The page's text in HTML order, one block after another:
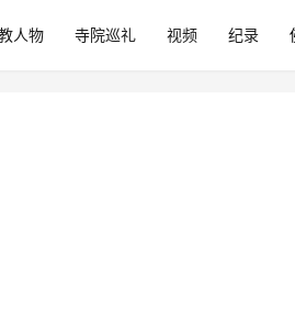
人物 寺院巡礼 视频 纪录